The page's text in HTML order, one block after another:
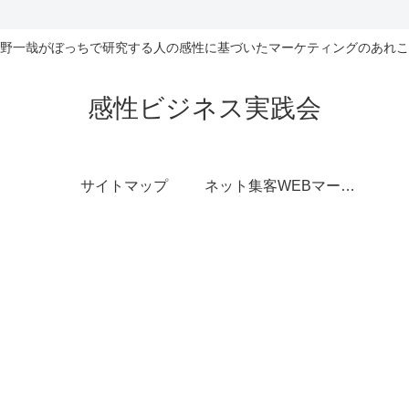
一哉がぼっちで研究する人の感性に基づいたマーケティングのあれ
感性ビジネス実践会
サイトマップ ネット集客WEBマーケティング無料相談室